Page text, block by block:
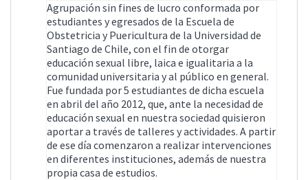
Agrupación sin fines de lucro conformada por
estudiantes y egresados de la Escuela de
Obstetricia y Puericultura de la Universidad de
Santiago de Chile, con el fin de otorgar
educación sexual libre, laica e igualitaria a la
comunidad universitaria y al público en general.
Fue fundada por 5 estudiantes de dicha escuela
en abril del año 2012, que, ante la necesidad de
educación sexual en nuestra sociedad quisieron
aportar a través de talleres y actividades. A partir
de ese día comenzaron a realizar intervenciones
en diferentes instituciones, además de nuestra
propia casa de estudios.